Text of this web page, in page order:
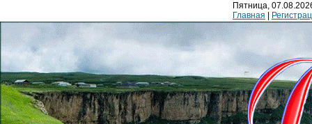
Пятница,
Главная